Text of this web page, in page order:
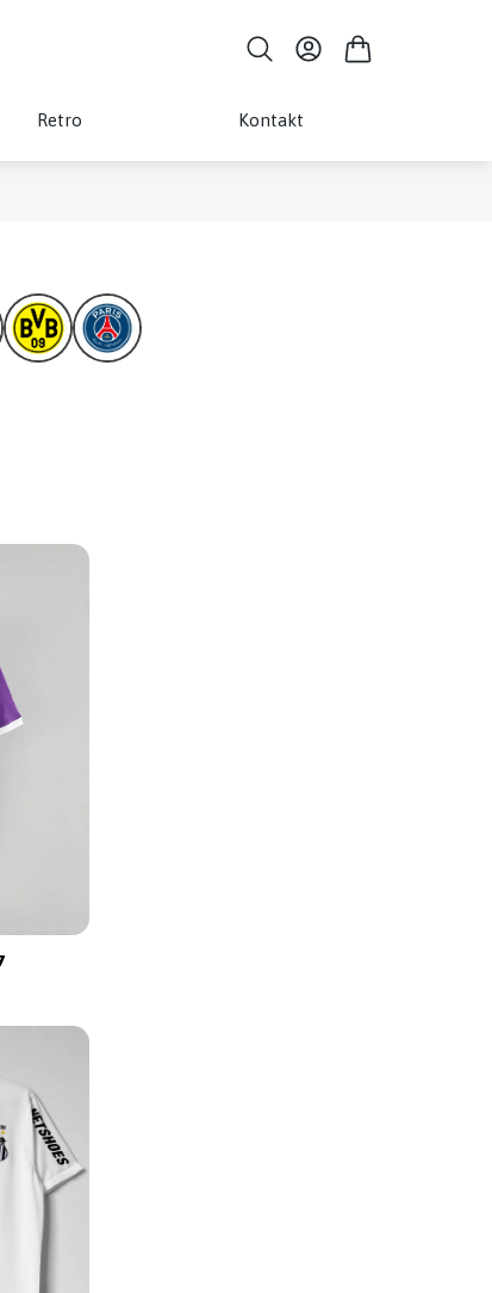
Retro Kontakt
ZLATAN
RONALDINHO